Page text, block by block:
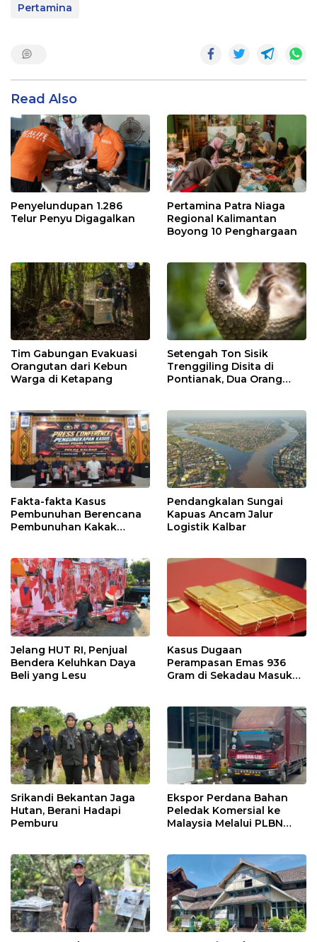
Pertamina
Read Also
Penyelundupan 1.286
Telur Penyu Digagalkan
Pertamina Patra Niaga
Regional Kalimantan
Boyong 10 Penghargaan
Tim Gabungan Evakuasi
Orangutan dari Kebun
Warga di Ketapang
Setengah Ton Sisik
Trenggiling Disita di
Pontianak, Dua Orang
Fakta-fakta Kasus
Pembunuhan Berencana
Pembunuhan Kakak
Pendangkalan Sungai
Kapuas Ancam Jalur
Logistik Kalbar
Jelang HUT RI, Penjual
Bendera Keluhkan Daya
Beli yang Lesu
Kasus Dugaan
Perampasan Emas 936
Gram di Sekadau Masuk
Srikandi Bekantan Jaga
Hutan, Berani Hadapi
Pemburu
Ekspor Perdana Bahan
Peledak Komersial ke
Malaysia Melalui PLBN